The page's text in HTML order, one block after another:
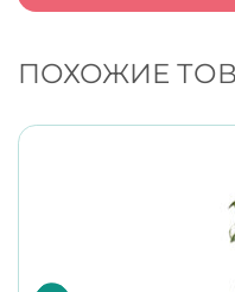
ПОХОЖИЕ